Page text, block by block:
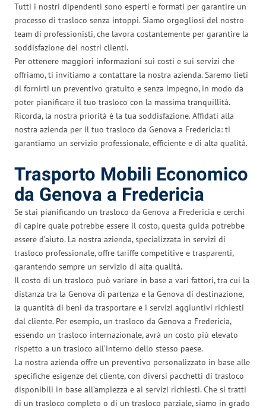
Tutti i nostri dipendenti sono esperti e formati per garantire un
processo di trasloco senza intoppi. Siamo orgogliosi del nostro
team di professionisti, che lavora costantemente per garantire la
soddisfazione dei nostri clienti.
Per ottenere maggiori informazioni sui costi e sui servizi che
offriamo, ti invitiamo a contattare la nostra azienda. Saremo lieti
di fornirti un preventivo gratuito e senza impegno, in modo da
poter pianificare il tuo trasloco con la massima tranquillità.
Ricorda, la nostra priorità è la tua soddisfazione. Affidati alla
nostra azienda per il tuo trasloco da Genova a Fredericia: ti
garantiamo un servizio professionale, efficiente e di alta qualità.
Trasporto Mobili Economico
da Genova a Fredericia
Se stai pianificando un trasloco da Genova a Fredericia e cerchi
di capire quale potrebbe essere il costo, questa guida potrebbe
essere d’aiuto. La nostra azienda, specializzata in servizi di
trasloco professionale, offre tariffe competitive e trasparenti,
garantendo sempre un servizio di alta qualità.
Il costo di un trasloco può variare in base a vari fattori, tra cui la
distanza tra la Genova di partenza e la Genova di destinazione,
la quantità di beni da trasportare e i servizi aggiuntivi richiesti
dal cliente. Per esempio, un trasloco da Genova a Fredericia,
essendo un trasloco internazionale, avrà un costo più elevato
rispetto a un trasloco all’interno dello stesso paese.
La nostra azienda offre un preventivo personalizzato in base alle
specifiche esigenze del cliente, con diversi pacchetti di trasloco
disponibili in base all’ampiezza e ai servizi richiesti. Che si tratti
di un trasloco completo o di un trasloco parziale, siamo in grado